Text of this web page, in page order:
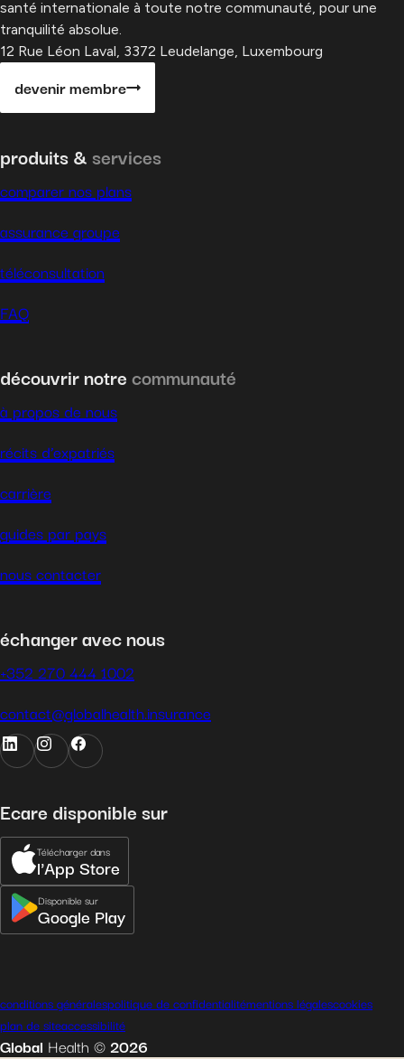
santé internationale à toute notre communauté, pour une
tranquilité absolue.
12 Rue Léon Laval, 3372 Leudelange, Luxembourg
devenir membre
produits & services
comparer nos plans
assurance groupe
téléconsultation
FAQ
découvrir notrecommunauté
à propos de nous
récits d’expatriés
carrière
guides par pays
nous contacter
échanger avec nous
+352 270 444 1002
contact@globalhealth.insurance
Ecare disponible sur
Télécharger dans
l'App Store
Disponible sur
Google Play
Global Health ©2026
conditions généralespolitique de confidentialitémentions légalescookies
plan de siteaccessibilité